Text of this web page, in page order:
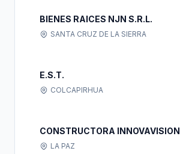
BIENES RAICES NJN S.R.L.
SANTA CRUZ DE LA SIERRA
E.S.T.
COLCAPIRHUA
CONSTRUCTORA INNOVAVISION
LA PAZ